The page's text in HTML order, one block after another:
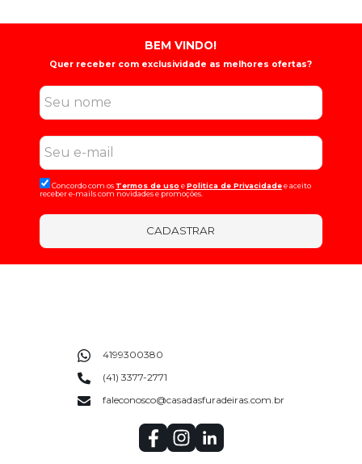
BEM VINDO!
Quer receber com exclusividade as melhores ofertas?
Concordo com os Termos de uso ePolitica de Privacidadee aceito
receber e-mails com novidades e promoções.
CADASTRAR
4199300380
(41) 3377-2771
faleconosco@casadasfuradeiras.com.br